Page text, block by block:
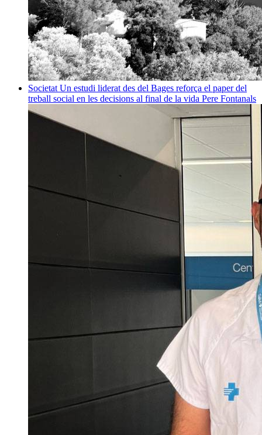
Societat Un estudi liderat des del Bages reforça el paper del
treball social en les decisions al final de la vida Pere Fontanals